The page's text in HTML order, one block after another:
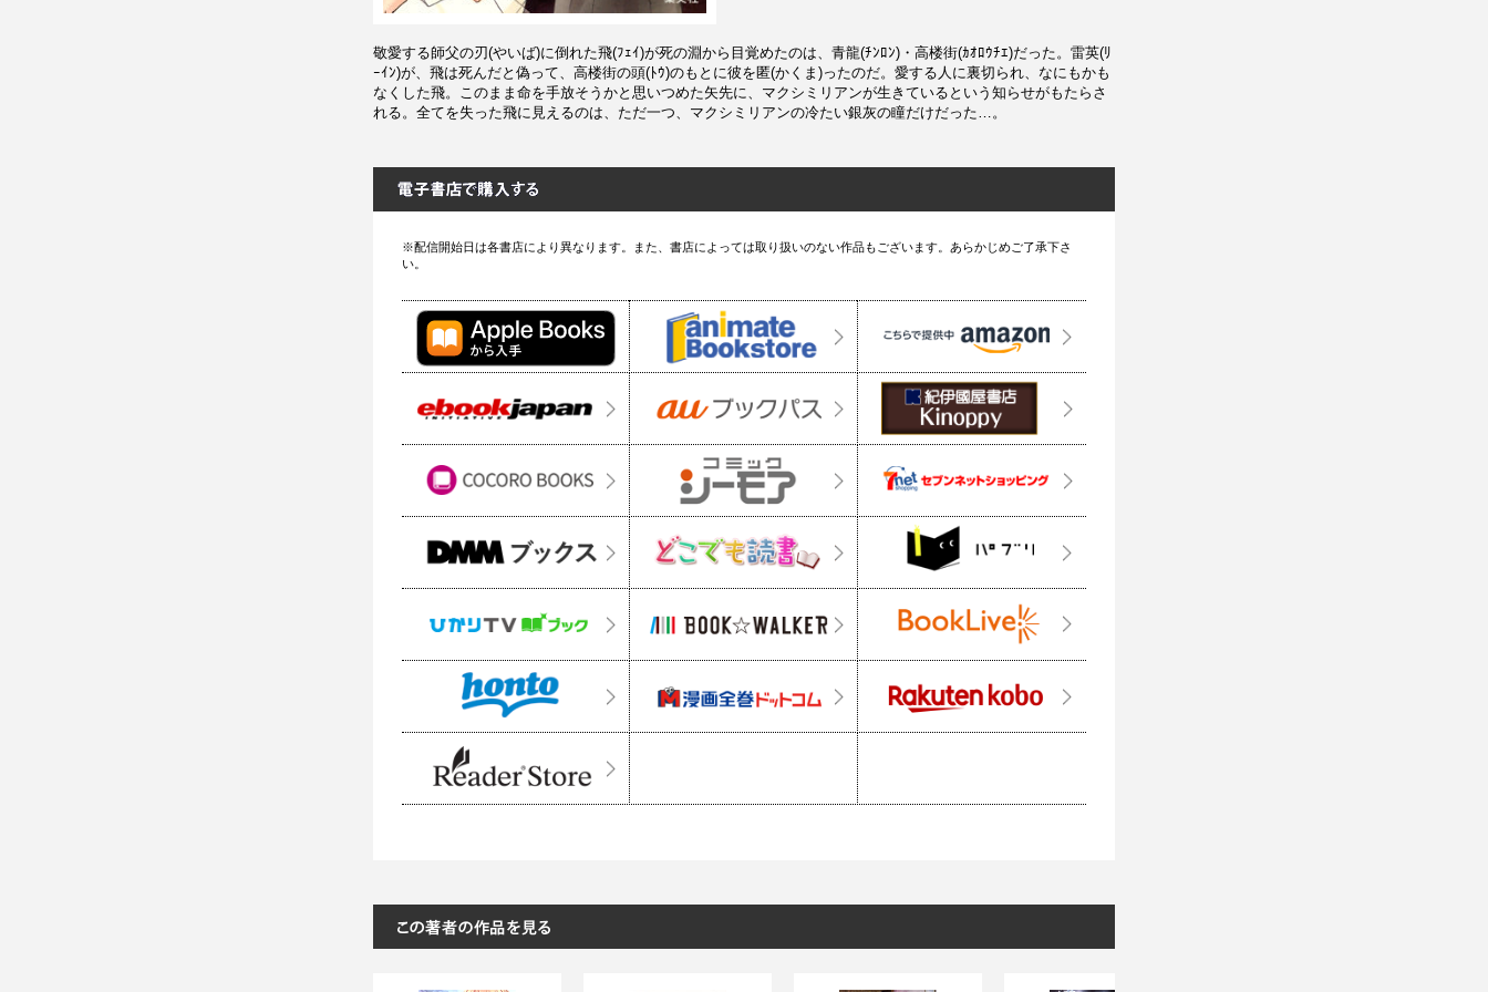
敬愛する師父の刃(やいば)に倒れた飛(ﾌｪｲ)が死の淵から目覚めたのは、青龍(ﾁﾝﾛﾝ)・高楼街(ｶｵﾛｳﾁｴ)だった。雷英(ﾘ
ｰｲﾝ)が、飛は死んだと偽って、高楼街の頭(ﾄｳ)のもとに彼を匿(かくま)ったのだ。愛する人に裏切られ、なにもかも
なくした飛。このまま命を手放そうかと思いつめた矢先に、マクシミリアンが生きているという知らせがもたらさ
れる。全てを失った飛に見えるのは、ただ一つ、マクシミリアンの冷たい銀灰の瞳だけだった…。
※配信開始日は各書店により異なります。また、書店によっては取り扱いのない作品もございます。あらかじめご了承下さ
い。